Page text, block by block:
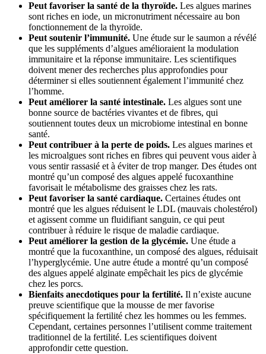
Peut favoriser la santé de la thyroïde. Les algues marines
sont riches en iode, un micronutriment nécessaire au bon
fonctionnement de la thyroïde.
Peut soutenir l’immunité. Une étude sur le saumon a révélé
que les suppléments d’algues amélioraient la modulation
immunitaire et la réponse immunitaire. Les scientifiques
doivent mener des recherches plus approfondies pour
déterminer si elles soutiennent également l’immunité chez
l’homme.
Peut améliorer la santé intestinale. Les algues sont une
bonne source de bactéries vivantes et de fibres, qui
soutiennent toutes deux un microbiome intestinal en bonne
santé.
Peut contribuer à la perte de poids. Les algues marines et
les microalgues sont riches en fibres qui peuvent vous aider à
vous sentir rassasié et à éviter de trop manger. Des études ont
montré qu’un composé des algues appelé fucoxanthine
favorisait le métabolisme des graisses chez les rats.
Peut favoriser la santé cardiaque. Certaines études ont
montré que les algues réduisent le LDL (mauvais cholestérol)
et agissent comme un fluidifiant sanguin, ce qui peut
contribuer à réduire le risque de maladie cardiaque.
Peut améliorer la gestion de la glycémie. Une étude a
montré que la fucoxanthine, un composé des algues, réduisait
l’hyperglycémie. Une autre étude a montré qu’un composé
des algues appelé alginate empêchait les pics de glycémie
chez les porcs.
Bienfaits anecdotiques pour la fertilité. Il n’existe aucune
preuve scientifique que la mousse de mer favorise
spécifiquement la fertilité chez les hommes ou les femmes.
Cependant, certaines personnes l’utilisent comme traitement
traditionnel de la fertilité. Les scientifiques doivent
approfondir cette question.